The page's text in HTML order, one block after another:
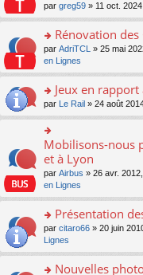
ult
er
le
m
e
s
a
g
e
n
o
n
le
u
s
ré
c
e
par greg59 » 11 oct.
o
n
s
er
le
m
e
s
s
g
o
n
lu
le
Rénovation
par AdriTCL » 25 mai
en Lignes
o
n
s
ult
er
le
m
e
s
s
g
o
Jeux en
par Le Rail » 24 août
o
n
ult
le
m
e
s
s
Mobilisons-nous
et à Lyon
par Airbus » 26 avr.
en Lignes
o
s
Présentation
par citaro66 » 20 juin
Lignes
Nouvelles